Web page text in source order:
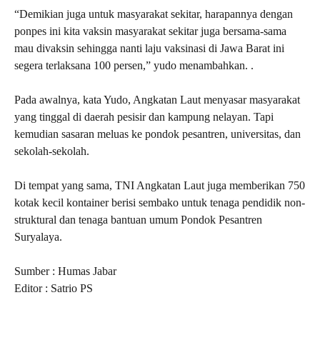
“Demikian juga untuk masyarakat sekitar, harapannya dengan
ponpes ini kita vaksin masyarakat sekitar juga bersama-sama
mau divaksin sehingga nanti laju vaksinasi di Jawa Barat ini
segera terlaksana 100 persen,” yudo menambahkan. .
Pada awalnya, kata Yudo, Angkatan Laut menyasar masyarakat
yang tinggal di daerah pesisir dan kampung nelayan. Tapi
kemudian sasaran meluas ke pondok pesantren, universitas, dan
sekolah-sekolah.
Di tempat yang sama, TNI Angkatan Laut juga memberikan 750
kotak kecil kontainer berisi sembako untuk tenaga pendidik non-
struktural dan tenaga bantuan umum Pondok Pesantren
Suryalaya.
Sumber : Humas Jabar
Editor : Satrio PS